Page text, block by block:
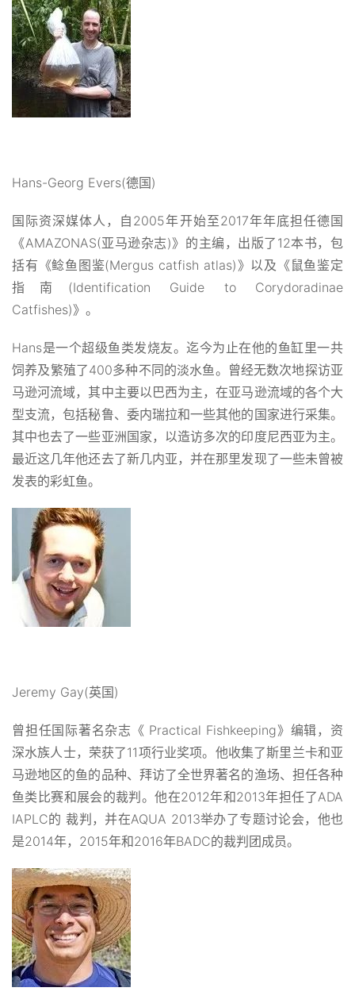
Hans-Georg Evers(德国)
国际资深媒体人，自2005年开始至2017年年底担任德国
《AMAZONAS(亚马逊杂志)》的主编，出版了12本书，包
括有《鲶鱼图鉴(Mergus catfish atlas)》以及《鼠鱼鉴定
指南(Identification Guide to Corydoradinae
Catfishes)》。
Hans是一个超级鱼类发烧友。迄今为止在他的鱼缸里一共
饲养及繁殖了400多种不同的淡水鱼。曾经无数次地探访亚
马逊河流域，其中主要以巴西为主，在亚马逊流域的各个大
型支流，包括秘鲁、委内瑞拉和一些其他的国家进行采集。
其中也去了一些亚洲国家，以造访多次的印度尼西亚为主。
最近这几年他还去了新几内亚，并在那里发现了一些未曾被
发表的彩虹鱼。
Jeremy Gay(英国)
曾担任国际著名杂志《 Practical Fishkeeping》编辑，资
深水族人士，荣获了11项行业奖项。他收集了斯里兰卡和亚
马逊地区的鱼的品种、拜访了全世界著名的渔场、担任各种
鱼类比赛和展会的裁判。他在2012年和2013年担任了ADA
IAPLC的 裁判，并在AQUA 2013举办了专题讨论会，他也
是2014年，2015年和2016年BADC的裁判团成员。